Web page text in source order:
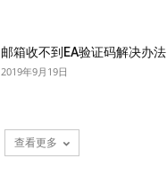
邮箱收不到EA验证码解决办法
2019年9月19日
查看更多